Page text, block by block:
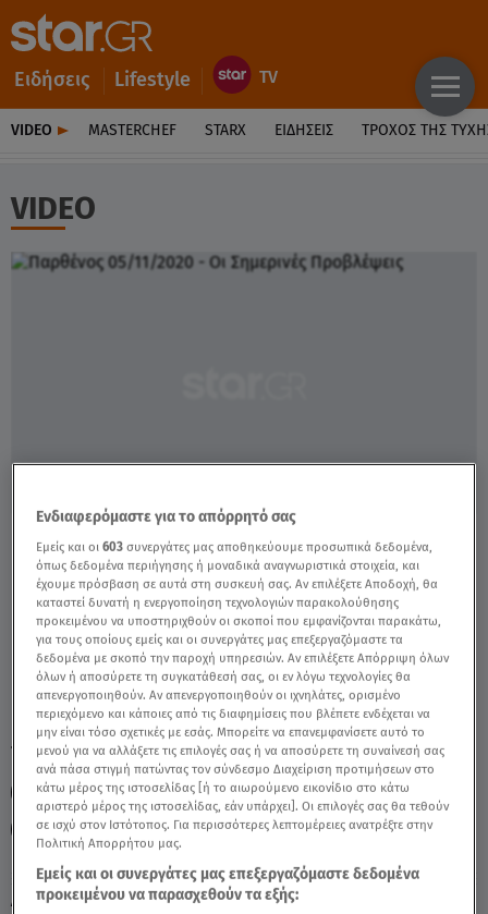
Ειδήσεις Lifestyle
VIDEO MASTERCHEF STARX ΕΙΔΉΣΕΙΣ ΤΡΟΧΌΣ ΤΗΣ
VIDEO
Δευτέρα 10 Αυγούστου 2026
Παρθένος 05/11/2020 - Οι Σημερινές
Προβλέψεις - Video
TAGS: ΖΩΔΙΑ ΖΩΔΙΑ ΑΣΗ ΜΠΗΛΙΟΥ
ΑΣΤΡΟΛΟΓΙΚΕΣ ΠΡΟΒΛΕΨΕΙΣ ΠΑΡΘΕΝΟΣ
ΖΩΔΙΑ ΣΗΜΕΡΑ
ΣΤΗ ΦΩΛΙΑ ΤΩΝ ΚΟΥ ΚΟΥ
Ενδιαφερόμαστε για το απόρρητό σας
Εμείς και οι603 συνεργάτες μας αποθηκεύουμε προσωπικά δεδομένα,
όπως δεδομένα περιήγησης ή μοναδικά αναγνωριστικά στοιχεία, και
έχουμε πρόσβαση σε αυτά στη συσκευή σας. Αν επιλέξετε Αποδοχή, θα
καταστεί δυνατή η ενεργοποίηση τεχνολογιών παρακολούθησης
προκειμένου να υποστηριχθούν οι σκοποί που εμφανίζονται παρακάτω,
για τους οποίους εμείς και οι συνεργάτες μας επεξεργαζόμαστε τα
δεδομένα με σκοπό την παροχή υπηρεσιών. Αν επιλέξετε Απόρριψη όλων
όλων ή αποσύρετε τη συγκατάθεσή σας, οι εν λόγω τεχνολογίες θα
απενεργοποιηθούν. Αν απενεργοποιηθούν οι ιχνηλάτες, ορισμένο
περιεχόμενο και κάποιες από τις διαφημίσεις που βλέπετε ενδέχεται να
μην είναι τόσο σχετικές με εσάς. Μπορείτε να επανεμφανίσετε αυτό το
μενού για να αλλάξετε τις επιλογές σας ή να αποσύρετε τη συναίνεσή σας
ανά πάσα στιγμή πατώντας τον σύνδεσμο Διαχείριση προτιμήσεων στο
κάτω μέρος της ιστοσελίδας [ή το αιωρούμενο εικονίδιο στο κάτω
αριστερό μέρος της ιστοσελίδας, εάν υπάρχει]. Οι επιλογές σας θα τεθούν
σε ισχύ στον Ιστότοπος. Για περισσότερες λεπτομέρειες ανατρέξτε στην
Πολιτική Απορρήτου μας.
Εμείς και οι συνεργάτες μας επεξεργαζόμαστε δεδομένα
προκειμένου να παρασχεθούν τα εξής: